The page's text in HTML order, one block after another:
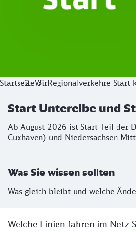
StartseiteWirRegionalverkehre Start
Start Unterelbe und
Ab August 2026 ist Start Teil der
Cuxhaven) und Niedersachsen
Was Sie wissen sollten
Was gleich bleibt und welche
Welche Linien fahren im Netz